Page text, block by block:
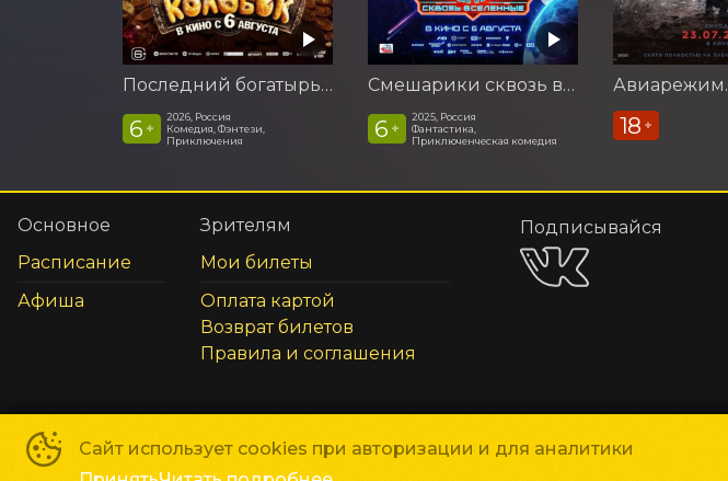
Последний богатырь. Колобок
6 +
2026, Россия
Комедия, Фэнтези,
Приключения
Смешарики сквозь вселенные
6 +
2025, Россия
Фантастика,
Приключенческая комедия
Авиарежим.
18 +
Сайт использует cookies при авторизации и для аналитики
Основное
Расписание
Афиша
Зрителям
Мои билеты
Оплата картой
Возврат билетов
Правила и соглашения
Подписывайся
Сеть кинотеатров «Мир Кино» ©2018-2026